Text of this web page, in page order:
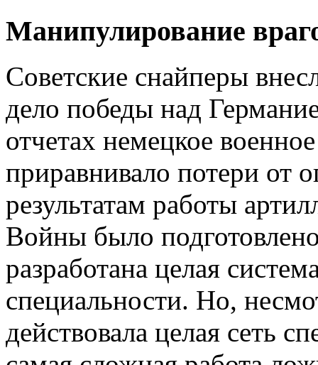
Манипулирование
Советские снайперы
дело победы над
отчетах немецкое
приравнивало потери от
результатам работы
Войны было
разработана целая
специальности. Но,
действовала целая сеть